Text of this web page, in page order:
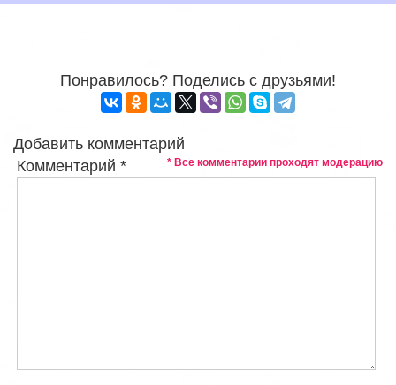
Понравилось? Поделись с друзьями!
Добавить комментарий
* Все комментарии проходят модерацию
Комментарий*